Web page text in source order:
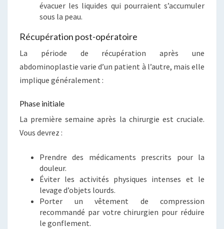
évacuer les liquides qui pourraient s’accumuler
sous la peau.
Récupération post-opératoire
La période de récupération après une
abdominoplastie varie d’un patient à l’autre, mais elle
implique généralement :
Phase initiale
La première semaine après la chirurgie est cruciale.
Vous devrez :
Prendre des médicaments prescrits pour la
douleur.
Éviter les activités physiques intenses et le
levage d’objets lourds.
Porter un vêtement de compression
recommandé par votre chirurgien pour réduire
le gonflement.